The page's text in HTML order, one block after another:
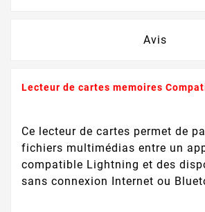
Avis
Lecteur de cartes memoires
Ce lecteur de cartes permet de
fichiers multimédias entre un
compatible Lightning et des
sans connexion Internet ou